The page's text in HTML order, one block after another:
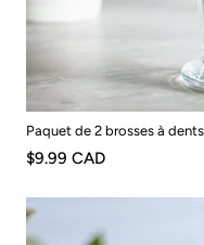
Paquet de 2 brosses à
$9.99 CAD